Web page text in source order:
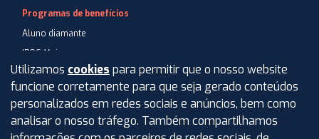
Programas de benefícios
Aluno diamante
IPOG Mais
Blog
Central de Atendimento
Perguntas Frequentes
Utilizamos cookies para permitir que o nosso website
funcione corretamente para que seja gerado conteúdos
personalizados em redes sociais e anúncios, bem como
analisar o nosso tráfego. Também compartilhamos